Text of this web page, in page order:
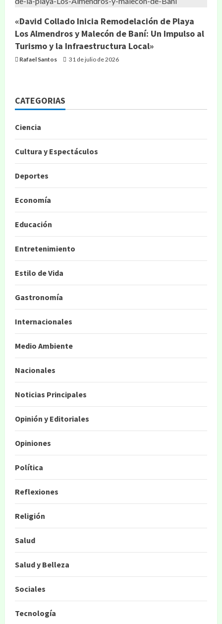
«David Collado Inicia Remodelación de Playa
Los Almendros y Malecón de Baní: Un Impulso al
Turismo y la Infraestructura Local»
Rafael Santos 31 de julio de 2026
CATEGORIAS
Ciencia
Cultura y Espectáculos
Deportes
Economía
Educación
Entretenimiento
Estilo de Vida
Gastronomía
Internacionales
Medio Ambiente
Nacionales
Noticias Principales
Opinión y Editoriales
Opiniones
Política
Reflexiones
Religión
Salud
Salud y Belleza
Sociales
Tecnología